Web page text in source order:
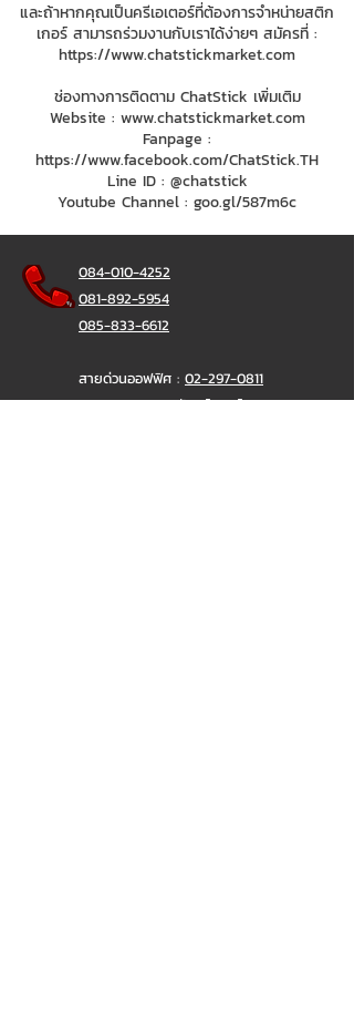
และถ้าหากคุณเป็นครีเอเตอร์ที่ต้องการจำหน่ายสติก
เกอร์ สามารถร่วมงานกับเราได้ง่ายๆ สมัครที่ :
https://www.chatstickmarket.com
ช่องทางการติดตาม ChatStick เพิ่มเติม
Website : www.chatstickmarket.com
Fanpage :
https://www.facebook.com/ChatStick.TH
Line ID : @chatstick
Youtube Channel : goo.gl/587m6c
084-010-4252
081-892-5954
085-833-6612
สายด่วนออฟฟิศ : 02-297-0811
034-900-165( จันทร์-ศุกร์)